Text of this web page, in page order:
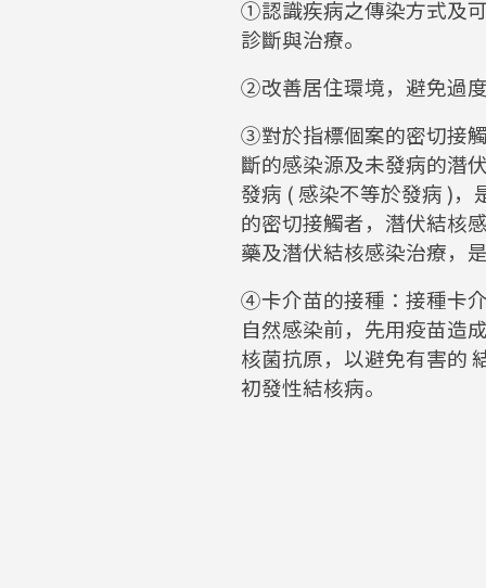
①認識疾病之傳染方式及
診斷與治療。
②改善居住環境，避免過
③對於指標個案的密切接
斷的感染源及未發病的潛
發病 ( 感染不等於發病 )
的密切接觸者，潛伏結核
藥及潛伏結核感染治療，
④卡介苗的接種：接種卡
自然感染前，先用疫苗造
核菌抗原，以避免有害的
初發性結核病。